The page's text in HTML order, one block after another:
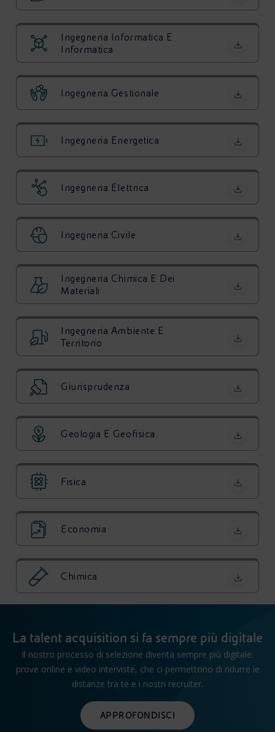
Ingegneria Informatica E
Informatica
Ingegneria Gestionale
Ingegneria Energetica
Ingegneria Elettrica
Ingegneria Civile
Ingegneria Chimica E Dei
Materiali
Ingegneria Ambiente E
Territorio
Giurisprudenza
Geologia E Geofisica
Fisica
Economia
Chimica
La talent acquisition si fa sempre più digitale
Il nostro processo di selezione diventa sempre più digitale:
prove online e video interviste, che ci permettono di ridurre le
distanze tra te e i nostri recruiter.
APPROFONDISCI